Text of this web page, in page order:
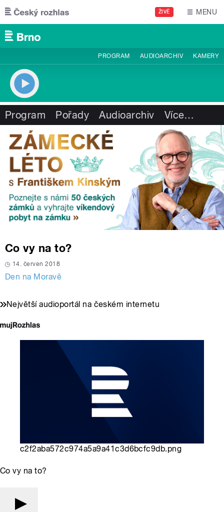
Přejít k hlavnímu obsahu
ŽIVĚ MENU
PROGRAM AUDIOARCHIV KAMERY
Program Pořady Audioarchiv Více…
Co vy na to?
14. červen 2018
Den na Moravě
Největší audioportál na českém internetu
c2f2aba572c974a5a9a41c3d6bcfc9db.png
Co vy na to?